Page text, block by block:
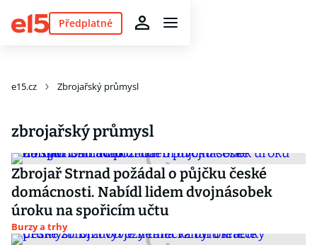
Předplatné
e15.cz Zbrojařský průmysl
zbrojařský průmysl
Zbrojař Strnad požádal o půjčku české
domácnosti. Nabídl lidem dvojnásobek
úroku na spořicím učtu
Burzy a trhy